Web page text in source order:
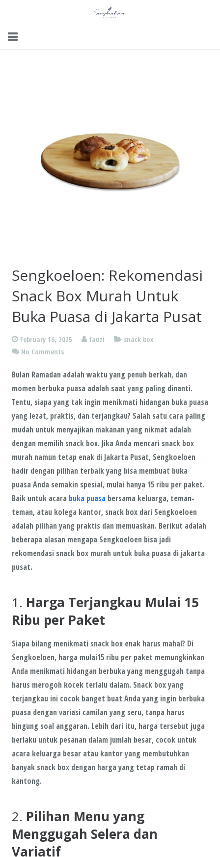
Sengkoeloen: Rekomendasi
Snack Box Murah Untuk
Buka Puasa di Jakarta Pusat
February 16, 2025 fauzi
snack box
No Comments
Bulan Ramadan adalah waktu yang penuh berkah, dan
momen berbuka puasa adalah saat yang paling dinanti.
Tentu, siapa yang tak ingin menikmati hidangan buka puasa
yang lezat, praktis, dan terjangkau? Salah satu cara paling
mudah untuk menyajikan makanan yang nikmat adalah
dengan memilih snack box. Jika Anda mencari snack box
murah namun tetap enak di Jakarta Pusat, Sengkoeloen
hadir dengan pilihan terbaik yang bisa membuat buka
puasa Anda semakin spesial, mulai hanya 15 ribu per paket.
Baik untuk acara buka puasa bersama keluarga, teman-
teman, atau kolega kantor, snack box dari Sengkoeloen
adalah pilihan yang praktis dan memuaskan. Berikut adalah
beberapa alasan mengapa Sengkoeloen bisa jadi
rekomendasi snack box murah untuk buka puasa di jakarta
pusat.
1. Harga Terjangkau Mulai 15
Ribu per Paket
Siapa bilang menikmati snack box enak harus mahal? Di
Sengkoeloen, harga mulai15 ribu per paket memungkinkan
Anda menikmati hidangan berbuka yang menggugah tanpa
harus merogoh kocek terlalu dalam. Snack boxyang
terjangkau ini cocok banget buat Anda yang ingin berbuka
puasa dengan variasi camilan yang seru, tanpa harus
bingung soal anggaran. Lebih dari itu, harga tersebut juga
berlaku untuk pesanan dalam jumlah besar, cocok untuk
acara keluarga besar atau kantor yang membutuhkan
banyak snack box dengan harga yang tetap ramah di
kantong.
2. Pilihan Menu yang
Menggugah Selera dan
Variatif